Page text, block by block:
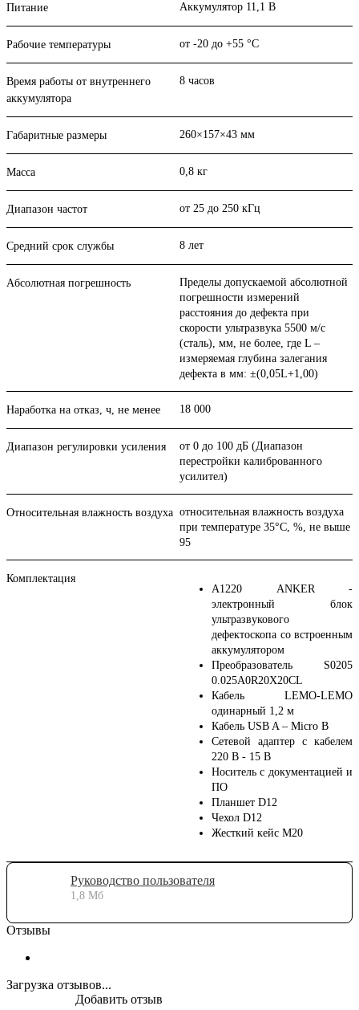
Питание Аккумулятор 11,1 В
Рабочие температуры от -20 до +55 °C
Время работы от внутреннего
аккумулятора
8 часов
Габаритные размеры 260×157×43 мм
Масса 0,8 кг
Диапазон частот от 25 до 250 кГц
Средний срок службы 8 лет
Aбсолютная погрешность
Пределы допускаемой абсолютной
погрешности измерений
расстояния до дефекта при
скорости ультразвука 5500 м/с
(сталь), мм, не более, где L –
измеряемая глубина залегания
дефекта в мм: ±(0,05L+1,00)
Наработка на отказ, ч, не менее 18 000
Диапазон регулировки усиления
от 0 до 100 дБ (Диапазон
перестройки калиброванного
усилител)
Относительная влажность воздуха относительная влажность воздуха
при температуре 35°C, %, не выше
95
Комплектация
А1220 ANKER -
электронный блок
ультразвукового
дефектоскопа со встроенным
аккумулятором
Преобразователь S0205
0.025A0R20Х20CL
Кабель LEMO-LEMO
одинарный 1,2 м
Кабель USB A – Micro B
Сетевой адаптер с кабелем
220 В - 15 В
Носитель с документацией и
ПО
Планшет D12
Чехол D12
Жесткий кейс М20
Руководство пользователя
1,8 Мб
Отзывы
Загрузка отзывов...
Добавить отзыв